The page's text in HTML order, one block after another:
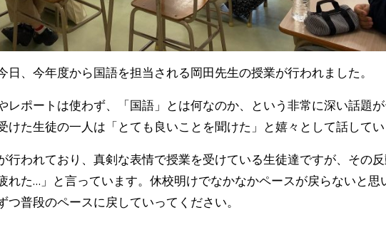
日、今年度から国語を担当される岡田先生の授業が行われました。
レポートは使わず、「国語」とは何なのか、という非常に深い話題
けた生徒の一人は「とても良いことを聞けた」と嬉々として話してい
行われており、真剣な表情で授業を受けている生徒達ですが、その
れた…」と言っています。休校明けでなかなかペースが戻らないと思
普段のペースに戻していってください。